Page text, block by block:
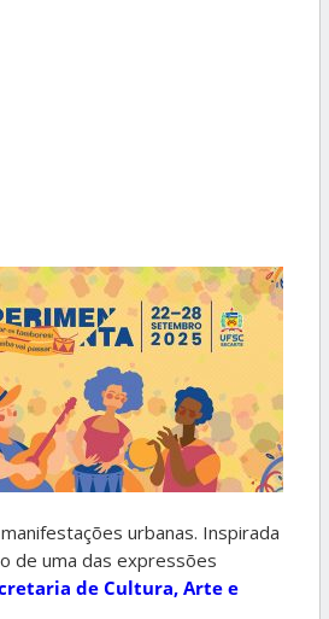
urbanas. Inspirada
de uma das expressões
de Cultura, Arte e